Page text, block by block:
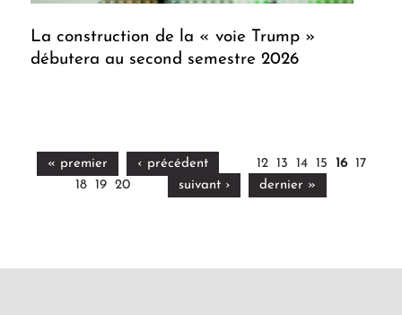
La construction de la « voie Trump »
débutera au second semestre 2026
« premier ‹ précédent 12 13 14 15 16
17
18
19 20 suivant › dernier »